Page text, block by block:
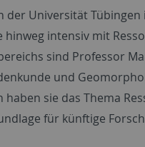
Universität
intensiv mit
sind Professor
und
sie das Thema
für künftige